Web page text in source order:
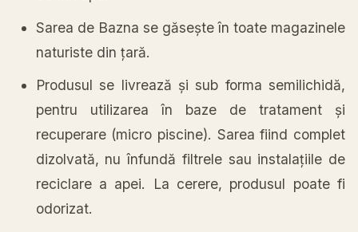
Sarea de Bazna se găsește în toate magazinele
naturiste din țară.
Produsul se livrează și sub forma semilichidă,
pentru utilizarea în baze de tratament și
recuperare (micro piscine). Sarea fiind complet
dizolvată, nu înfundă filtrele sau instalațiile de
reciclare a apei. La cerere, produsul poate fi
odorizat.